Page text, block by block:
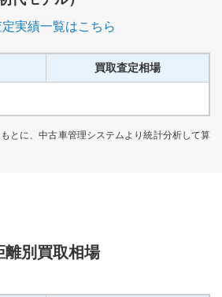
実績一覧はこちら
買取査定相場
とに、中古車管理システムより統計分析して算
離別買取相場